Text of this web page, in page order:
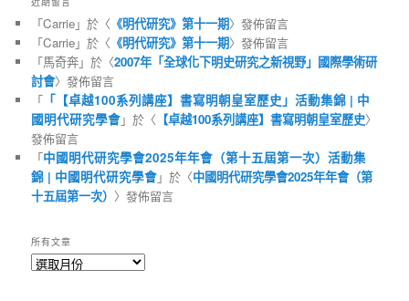
「Carrie」於〈 《明代研究》第十一期〉發佈留言
「Carrie」於〈 《明代研究》第十一期〉發佈留言
「馬奇奔」於〈2007年「全球化下明史研究之新視野」國際學術研
討會〉發佈留言
「 「【卓越100系列講座】書寫明朝皇室歷史」活動集錦 | 中
國明代研究學會」於〈 【卓越100系列講座】書寫明朝皇室歷史〉
發佈留言
「中國明代研究學會2025年年會（第十五屆第一次）活動集
錦 | 中國明代研究學會」於〈中國明代研究學會2025年年會（第
十五屆第一次） 〉發佈留言
所有文章
所